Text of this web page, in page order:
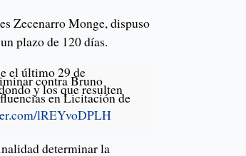
Zecenarro Monge, dispuso
plazo de 120 días.
el último 29 de
contra Bruno
y los que resulten
en Licitación de
lREYvoDPLH
determinar la